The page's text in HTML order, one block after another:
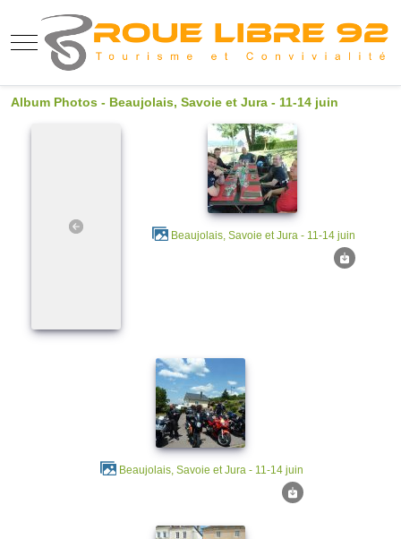
Mobile Menu Toggle
Album Photos - Beaujolais, Savoie et Jura - 11-14 juin
Beaujolais, Savoie et Jura - 11-14 juin
Beaujolais, Savoie et Jura - 11-14 juin